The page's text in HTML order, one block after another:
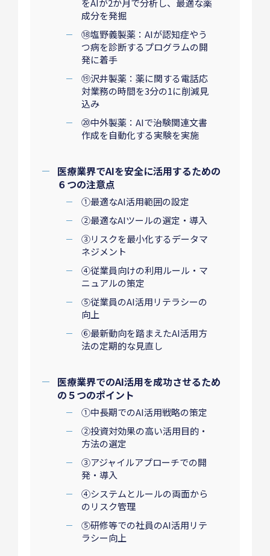
をAIが2か月で分析し、最適な薬
成分を発掘
⑱塩野義製薬：AIが認知症やう
つ病を診断するプログラムの開
発に着手
⑲沢井製薬：薬に関する電話応
対業務の時間を3分の1に削減見
込み
⑳中外製薬：AIで治験関連文書
作成を自動化する実験を実施
医療業界でAIを安全に活用するための
６つの注意点
①最適なAI活用範囲の設定
②最適なAIツールの選定・導入
③リスクを最小化するデータマ
ネジメント
④従業員向けの利用ルール・マ
ニュアルの策定
⑤従業員のAI活用リテラシーの
向上
⑥最新動向を踏まえたAI活用方
法の定期的な見直し
医療業界でのAI活用を成功させるため
の５つのポイント
①中長期でのAI活用戦略の策定
②投資対効果の高い活用目的・
方法の選定
③アジャイルアプローチでの開
発・導入
④システムとルールの両面から
のリスク管理
⑤研修等での社員のAI活用リテ
ラシー向上